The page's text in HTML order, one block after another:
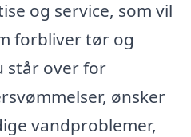
og service, som vil
forbliver tør og
står over for
ønsker
vandproblemer,